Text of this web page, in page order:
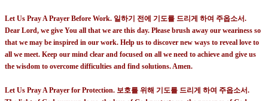
Let Us Pray A Prayer Before Work. 일하기 전에 기도를 드리게 하여 주옵소서.
Dear Lord, we give You all that we are this day. Please brush away our weariness so
that we may be inspired in our work. Help us to discover new ways to reveal love to
all we meet. Keep our mind clear and focused on all we need to achieve and give us
the wisdom to overcome difficulties and find solutions. Amen.
Let Us Pray A Prayer for Protection. 보호를 위해 기도를 드리게 하여 주옵소서.